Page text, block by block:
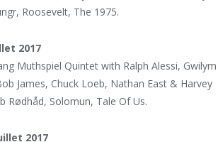
Roosevelt, The 1975.
2017
Muthspiel Quintet with Ralph Alessi, Gwilym
James, Chuck Loeb, Nathan East & Harvey
Rødhåd, Solomun, Tale Of Us.
2017